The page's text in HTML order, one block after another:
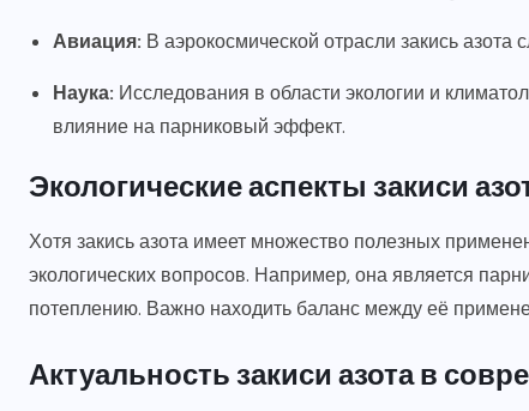
Авиация: В аэрокосмической отрасли закись азота
Наука: Исследования в области экологии и
влияние на парниковый эффект.
Экологические аспекты закиси
Хотя закись азота имеет множество полезных
экологических вопросов. Например, она является
потеплению. Важно находить баланс между её
Актуальность закиси азота в